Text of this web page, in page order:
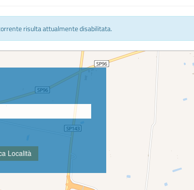
risulta attualmente disabilitata.